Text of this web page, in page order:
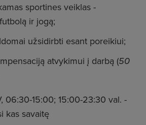
sportines veiklas -
ir jogą;
užsidirbti esant poreikiui;
atvykimui į darbą (50
06:30-15:00; 15:00-23:30 val. -
kas savaitę